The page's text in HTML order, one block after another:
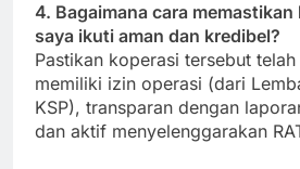
4. Bagaimana cara
saya ikuti aman dan kredibel?
Pastikan koperasi tersebut
memiliki izin operasi (dari
KSP), transparan dengan
dan aktif menyelenggarakan